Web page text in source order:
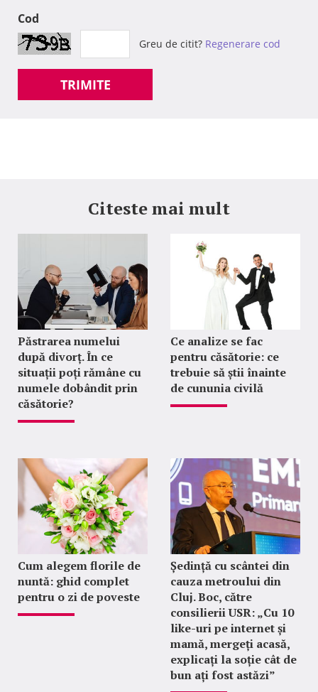
Cod
Greu de citit? Regenerare cod
TRIMITE
Citeste mai mult
Păstrarea numelui
după divorț. În ce
situații poți rămâne cu
numele dobândit prin
căsătorie?
Ce analize se fac
pentru căsătorie: ce
trebuie să știi înainte
de cununia civilă
Cum alegem florile de
nuntă: ghid complet
pentru o zi de poveste
Ședință cu scântei din
cauza metroului din
Cluj. Boc, către
consilierii USR: „Cu 10
like-uri pe internet și
mamă, mergeți acasă,
explicați la soție cât de
bun ați fost astăzi”